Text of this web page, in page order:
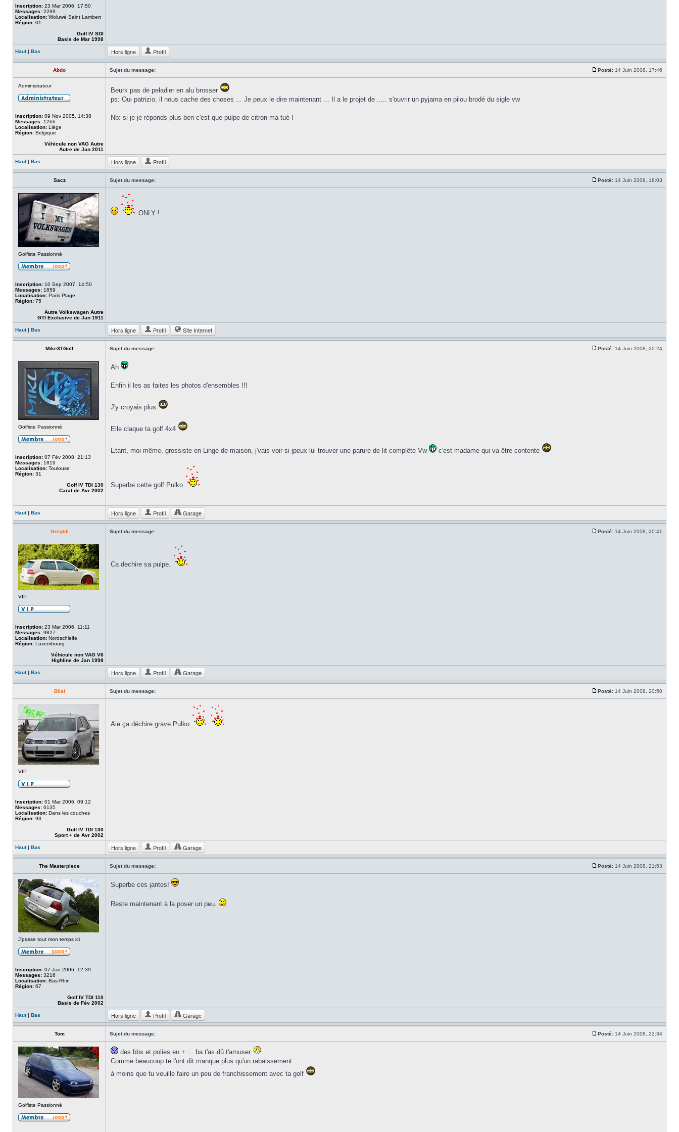
Inscription: 23 Mar 2006, 17:50
Messages: 2299
Localisation: Woluwé Saint Lambert
Région: 01
Golf IV SDI
Basis de Mar 1998
Haut| Bas Hors ligne Profil
Abdo Sujet du message: Posté: 14 Juin 2008, 17:46
Administrateur
Inscription: 09 Nov 2005, 14:38
Messages: 1266
Localisation: Liège
Région: Belgique
Véhicule non VAG Autre
Autre de Jan 2011
Beurk pas de peladier en alu brosser
ps: Oui patrizio, il nous cache des choses ... Je peux le dire maintenant ... Il a le projet de ..... s'ouvrir un pyjama en pilou brodé du sigle vw
Nb: si je je réponds plus ben c'est que pulpe de citron ma tué !
Haut| Bas Hors ligne Profil
Sacz Sujet du message: Posté: 14 Juin 2008, 18:03
Golfiste Passionné
Inscription: 10 Sep 2007, 14:50
Messages: 1859
Localisation: Paris Plage
Région: 75
Autre Volkswagen Autre
GTI Exclusive de Jan 1911
ONLY !
Haut| Bas Hors ligne Profil Site Internet
Mike31Golf Sujet du message: Posté: 14 Juin 2008, 20:24
Golfiste Passionné
Inscription: 07 Fév 2008, 21:13
Messages: 1819
Localisation: Toulouse
Région: 31
Golf IV TDI 130
Carat de Avr 2002
Ah
Enfin il les as faites les photos d'ensembles !!!
J'y croyais plus
Elle claque ta golf 4x4
Etant, moi même, grossiste en Linge de maison, j'vais voir si jpeux lui trouver une parure de lit complête Vw c'est madame qui va être contente
Superbe cette golf Pulko
Haut| Bas Hors ligne Profil Garage
Gregtdi Sujet du message: Posté: 14 Juin 2008, 20:41
VIP
Inscription: 23 Mar 2006, 11:11
Messages: 9827
Localisation: Nordschleife
Région: Luxembourg
Véhicule non VAG V6
Highline de Jan 1998
Ca dechire sa pulpe.
Haut| Bas Hors ligne Profil Garage
Bilal Sujet du message: Posté: 14 Juin 2008, 20:50
VIP
Inscription: 01 Mar 2006, 09:12
Messages: 6135
Localisation: Dans les couches
Région: 93
Golf IV TDI 130
Sport + de Avr 2002
Aie ça déchire grave Pulko
Haut| Bas Hors ligne Profil Garage
The Masterpiece Sujet du message: Posté: 14 Juin 2008, 21:53
J'passe tout mon temps ici
Inscription: 07 Jan 2006, 12:39
Messages: 3216
Localisation: Bas-Rhin
Région: 67
Golf IV TDI 110
Basis de Fév 2002
Superbe ces jantes!
Reste maintenant à la poser un peu.
Haut| Bas Hors ligne Profil Garage
Tom Sujet du message: Posté: 14 Juin 2008, 22:34
Golfiste Passionné
des bbs et polies en + ... ba t'as dû t'amuser
Comme beaucoup te l'ont dit manque plus qu'un rabaissement..
à moins que tu veuille faire un peu de franchissement avec ta golf